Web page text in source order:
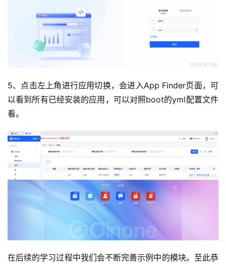
5、点击左上角进行应用切换，会进入App Finder页面，可
以看到所有已经安装的应用，可以对照boot的yml配置文件
看。
在后续的学习过程中我们会不断完善示例中的模块。至此恭